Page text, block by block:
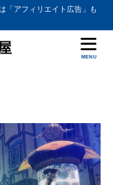
「アフィリエイト広告」も
MENU